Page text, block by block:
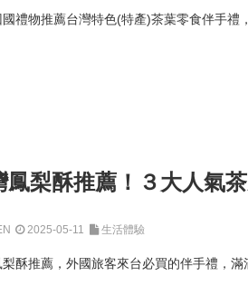
國禮物推薦台灣特色(特產)茶葉零食伴手禮
鳳梨酥推薦！３大人氣
2025-05-11 生活體驗
梨酥推薦，外國旅客來台必買的伴手禮，